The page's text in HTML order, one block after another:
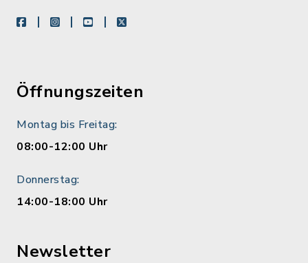
facebookinstagramyoutubeX
Öffnungszeiten
Montag bis Freitag:
08:00-12:00 Uhr
Donnerstag:
14:00-18:00 Uhr
Newsletter